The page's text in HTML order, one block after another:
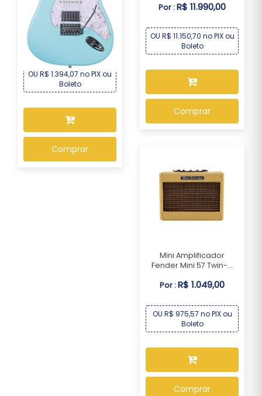
Guitarra Seizi Fun
Vintage Budokan HSS...
R$ 1.499,00
OU R$ 1.394,07 no PIX ou
Boleto
Comprar
Por :R$ 11.990,00
OU R$ 11.150,70 no PIX ou
Boleto
Comprar
Mini Amplificador
Fender Mini 57 Twin-...
Por :R$ 1.049,00
OU R$ 975,57 no PIX ou
Boleto
Comprar